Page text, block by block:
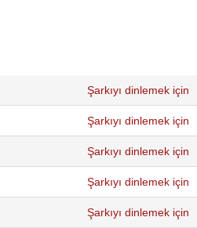
Şarkıyı dinlemek için
Şarkıyı dinlemek için
Şarkıyı dinlemek için
Şarkıyı dinlemek için
Şarkıyı dinlemek için